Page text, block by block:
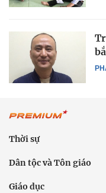
Thời sự
Dân tộc và Tôn giáo
Giáo dục